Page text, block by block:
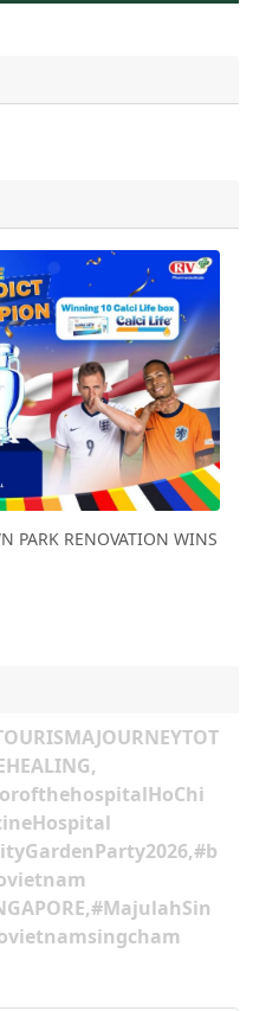
PARK RENOVATION WINS
Next